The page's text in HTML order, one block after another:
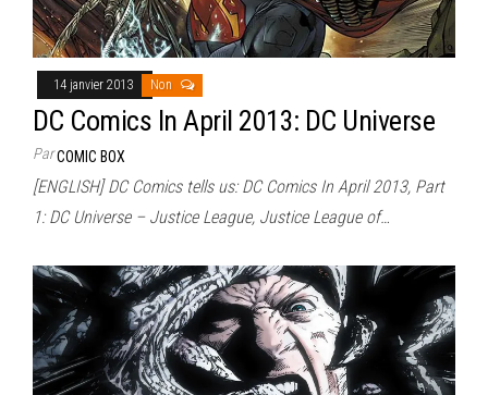
14 janvier 2013 Non
DC Comics In April 2013: DC Universe
ParCOMIC BOX
[ENGLISH] DC Comics tells us: DC Comics In April 2013, Part
1: DC Universe – Justice League, Justice League of…